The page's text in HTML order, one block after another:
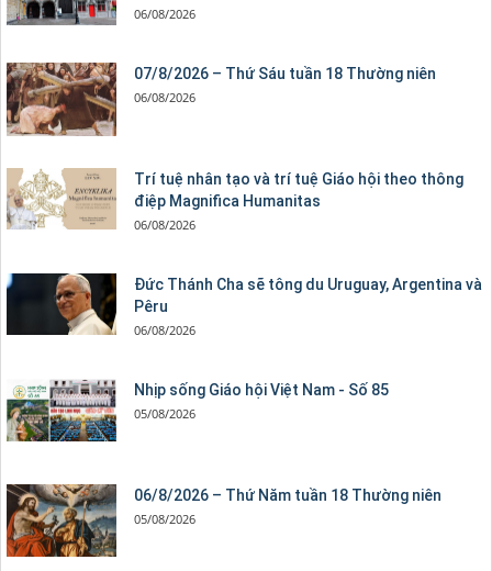
06/08/2026
07/8/2026 – Thứ Sáu tuần 18 Thường niên
06/08/2026
Trí tuệ nhân tạo và trí tuệ Giáo hội theo thông
điệp Magnifica Humanitas
06/08/2026
Đức Thánh Cha sẽ tông du Uruguay, Argentina và
Pêru
06/08/2026
Nhịp sống Giáo hội Việt Nam - Số 85
05/08/2026
06/8/2026 – Thứ Năm tuần 18 Thường niên
05/08/2026